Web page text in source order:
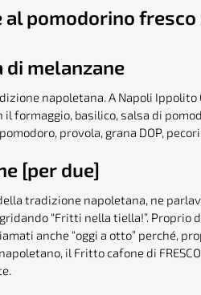
pomodorino fresco
di melanzane
napoletana. A Napoli
formaggio, basilico, salsa di
provola, grana DOP,
[per due]
tradizione napoletana, ne
“Fritti nella tiella!”. Proprio
anche “oggi a otto” perché,
il Fritto cafone di